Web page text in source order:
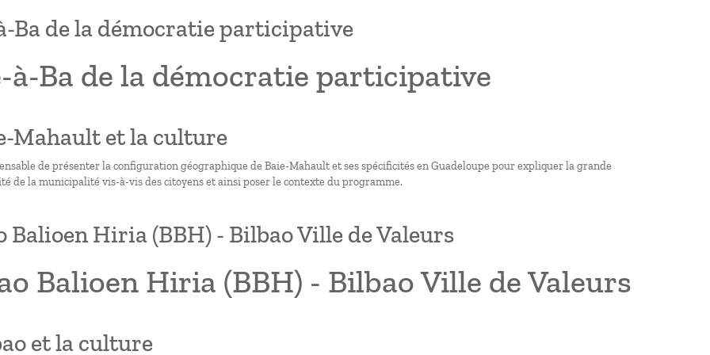
Ba de la démocratie participative
à-Ba de la démocratie participative
Mahault et la culture
de présenter la configuration géographique de Baie-Mahault et ses spécificités en Guadeloupe pour expliquer la grande
de la municipalité vis-à-vis des citoyens et ainsi poser le contexte du programme.
Balioen Hiria (BBH) - Bilbao Ville de Valeurs
Balioen Hiria (BBH) - Bilbao Ville de Valeurs
et la culture